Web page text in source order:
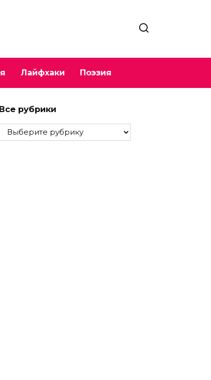
Лайфхаки Поэзия
Все рубрики
Все